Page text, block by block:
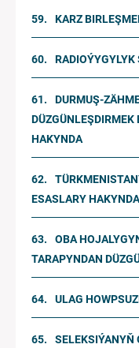
KARZ
DURMUŞ-
DÜZGÜNLEŞDIRMEK
HAKYNDA
ESASLARY HAKYNDA
OBA
TARAPYNDAN
ULAG
SELEKSIÝANYŇ